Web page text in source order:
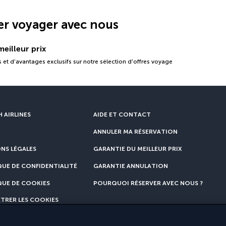
voyager avec nous
prix
d'avantages exclusifs sur notre sélection d'offres voyage
AIRLINES
LÉGALES
DE CONFIDENTIALITÉ
DE COOKIES
LES COOKIES
AIDE ET CONTACT
ANNULER MA RÉSERVATION
GARANTIE DU MEILLEUR PRIX
GARANTIE ANNULATION
POURQUOI RÉSERVER AVEC NOUS ?